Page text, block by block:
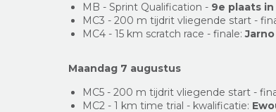
MB - Sprint Qualification - 9e plaats in
MC3 - 200 m tijdrit vliegende start -
MC4 - 15 km scratch race - finale:
Maandag 7 augustus
MC5 - 200 m tijdrit vliegende start -
MC2 - 1 km time trial - kwalificatie: